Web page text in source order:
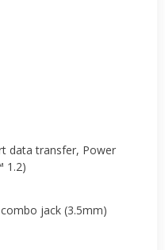
data transfer, Power
1.2)
jack (3.5mm)